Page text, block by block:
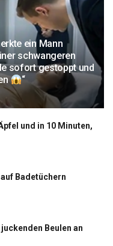
ein Mann
schwangeren
sofort gestoppt und
“
und in 10 Minuten,
Badetüchern
Beulen an